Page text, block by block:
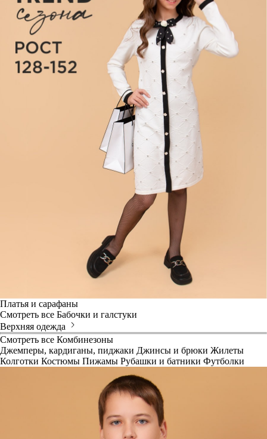
Платья и сарафаны
Смотреть все Бабочки и галстуки
Верхняя одежда
Смотреть все Комбинезоны
Джемперы, кардиганы, пиджаки Джинсы и брюки Жилеты
Колготки Костюмы Пижамы Рубашки и батники Футболки